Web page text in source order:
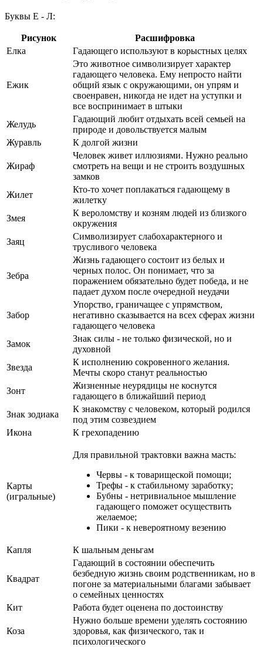
Буквы Е - Л:
Рисунок
Расшифровка
Елка
Гадающего используют в корыстных целях
Ежик
Это животное символизирует характер
гадающего человека. Ему непросто найти
общий язык с окружающими, он упрям и
своенравен, никогда не идет на уступки и
все воспринимает в штыки
Желудь
Гадающий любит отдыхать всей семьей на
природе и довольствуется малым
Журавль
К долгой жизни
Жираф
Человек живет иллюзиями. Нужно реально
смотреть на вещи и не строить воздушных
замков
Жилет
Кто-то хочет поплакаться гадающему в
жилетку
Змея
К вероломству и козням людей из близкого
окружения
Заяц
Символизирует слабохарактерного и
трусливого человека
Зебра
Жизнь гадающего состоит из белых и
черных полос. Он понимает, что за
поражением обязательно будет победа, и не
падает духом после очередной неудачи
Забор
Упорство, граничащее с упрямством,
негативно сказывается на всех сферах жизни
гадающего человека
Замок
Знак силы - не только физической, но и
духовной
Звезда
К исполнению сокровенного желания.
Мечты скоро станут реальностью
Зонт
Жизненные неурядицы не коснутся
гадающего в ближайший период
Знак зодиака
К знакомству с человеком, который родился
под этим созвездием
Икона
К грехопадению
Карты
(игральные)
Для правильной трактовки важна масть:
Червы - к товарищеской помощи;
Трефы - к стабильному заработку;
Бубны - нетривиальное мышление
гадающего поможет осуществить
желаемое;
Пики - к невероятному везению
Капля К шальным деньгам
Квадрат
Гадающий в состоянии обеспечить
безбедную жизнь своим родственникам, но в
погоне за материальными благами забывает
о семейных ценностях
Кит
Работа будет оценена по достоинству
Коза
Нужно больше времени уделять состоянию
здоровья, как физического, так и
психологического